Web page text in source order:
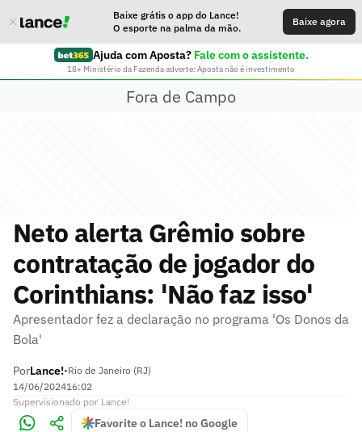
Baixe grátis o app do Lance!
O esporte na palma da mão.
Baixe agora
Ajuda com Aposta? Fale com o assistente.
18+ Ministério da Fazenda adverte: Aposta não é investimento
Fora de Campo
Neto alerta Grêmio sobre
contratação de jogador do
Corinthians: 'Não faz isso'
Apresentador fez a declaração no programa 'Os Donos da
Bola'
PorLance!•Rio de Janeiro (RJ)
14/06/202416:02
Supervisionado por Lance!
Favorite o Lance! no Google